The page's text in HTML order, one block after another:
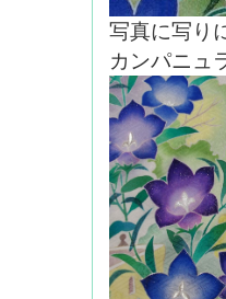
写真に写り
カンパニュ